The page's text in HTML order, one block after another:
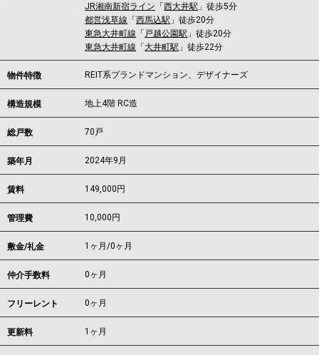
JR湘南新宿ライン 「西大井駅 」徒歩5分
都営浅草線 「西馬込駅 」徒歩20分
東急大井町線 「 戸越公園駅 」徒歩20分
東急大井町線 「 大井町駅 」徒歩22分
物件特徴 REIT系ブランドマンション、デザイナーズ
構造規模 地上4階 RC造
総戸数 70戸
築年月 2024年9月
賃料 149,000 円
管理費 10,000円
敷金/礼金 1ヶ月/0ヶ月
仲介手数料 0ヶ月
フリーレント 0ヶ月
更新料 1ヶ月